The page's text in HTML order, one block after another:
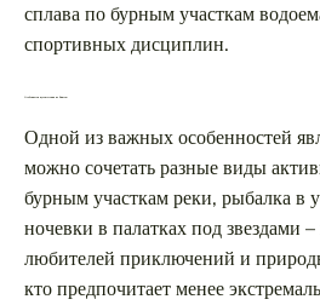
сплава по бурным участкам
спортивных дисциплин.
Особенности путешествия по Енисею
Одной из важных особенностей
можно сочетать разные виды
бурным участкам реки, рыбалка в
ночевки в палатках под звездами
любителей приключений и
кто предпочитает менее